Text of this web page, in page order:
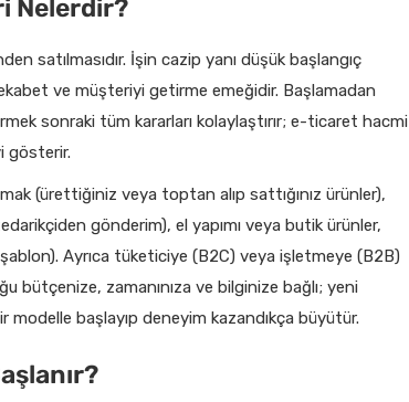
Nelerdir?
satılmasıdır. İşin cazip yanı düşük başlangıç
ve müşteriyi getirme emeğidir. Başlamadan
sonraki tüm kararları kolaylaştırır; e-ticaret hacmi
gösterir.
(ürettiğiniz veya toptan alıp sattığınız ürünler),
gönderim), el yapımı veya butik ürünler,
Ayrıca tüketiciye (B2C) veya işletmeye (B2B)
bütçenize, zamanınıza ve bilginize bağlı; yeni
başlayıp deneyim kazandıkça büyütür.